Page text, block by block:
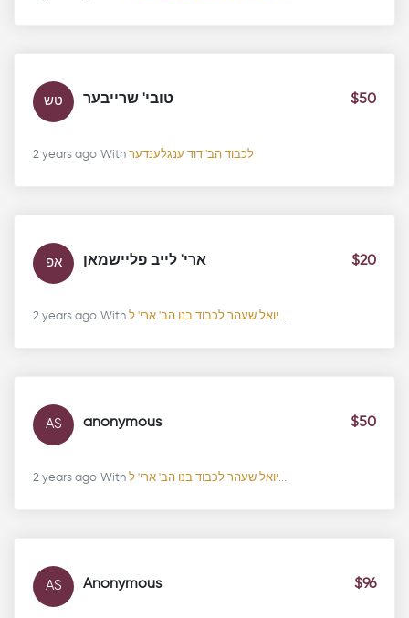
טש טובי' שרייבער $50
2 years ago With לכבוד הב' דוד ענגלענדער
אפ ארי' לייב פליישמאן $20
2 years ago With יואל שעהר לכבוד בנו הב' ארי' ל...
AS anonymous $50
2 years ago With יואל שעהר לכבוד בנו הב' ארי' ל...
AS Anonymous $96